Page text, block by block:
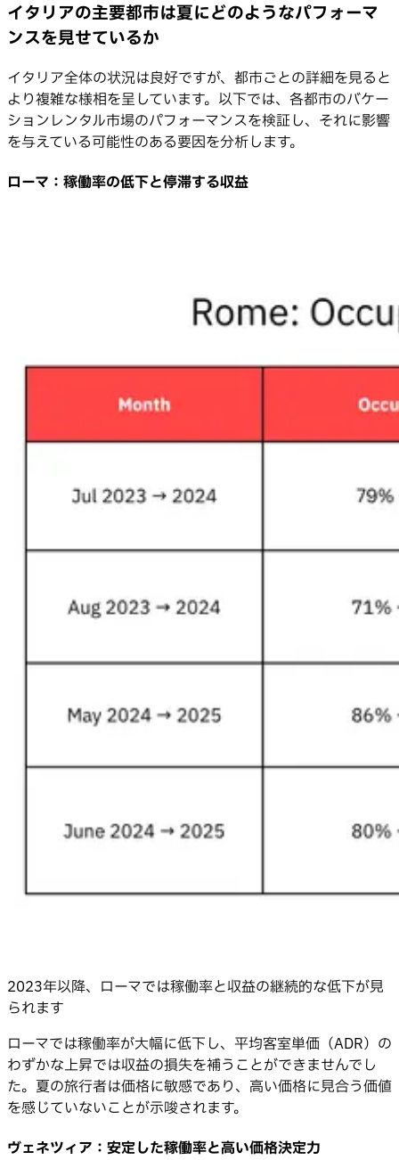
イタリアの主要都市は夏にどのようなパフォーマ
ンスを見せているか
イタリア全体の状況は良好ですが、都市ごとの詳細を見ると
より複雑な様相を呈しています。以下では、各都市のバケー
ションレンタル市場のパフォーマンスを検証し、それに影響
を与えている可能性のある要因を分析します。
ローマ：稼働率の低下と停滞する収益
2023年以降、ローマでは稼働率と収益の継続的な低下が見
られます
ローマでは稼働率が大幅に低下し、平均客室単価（ADR）の
わずかな上昇では収益の損失を補うことができませんでし
た。夏の旅行者は価格に敏感であり、高い価格に見合う価値
を感じていないことが示唆されます。
ヴェネツィア：安定した稼働率と高い価格決定力